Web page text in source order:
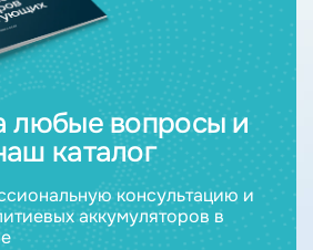
любые вопросы и
каталог
консультацию и
аккумуляторов в